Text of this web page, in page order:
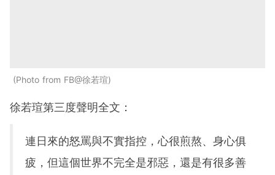
Photo from FB@徐若瑄
徐若瑄第三度聲明全文：
連日來的怒罵與不實指控，心很煎熬、身心俱
疲，但這個世界不完全是邪惡，還是有很多善